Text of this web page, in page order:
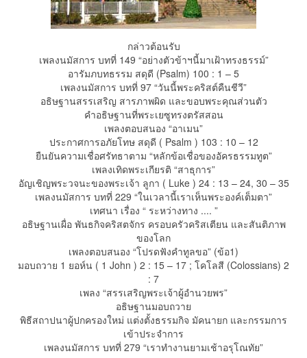
กล่าวต้อนรับ
เพลงนมัสการ บทที่ 149 “อย่างตัวข้าฯนี้มาเฝ้าทรงธรรม์”
อารัมภบทธรรม สดุดี (Psalm) 100 : 1 – 5
เพลงนมัสการ บทที่ 97 “วันนี้พระคริสต์คืนชีวี”
อธิษฐานสรรเสริญ สารภาพผิด และขอบพระคุณส่วนตัว
คำอธิษฐานที่พระเยซูทรงตรัสสอน
เพลงตอบสนอง “อาเมน”
ประกาศการอภัยโทษ สดุดี ( Psalm ) 103 : 10 – 12
ยืนยันความเชื่อศรัทธาตาม “หลักข้อเชื่อของอัครธรรมทูต”
เพลงเทิดพระเกียรติ “สาธุการ”
อัญเชิญพระวจนะของพระเจ้า ลูกา ( Luke ) 24 : 13 – 24, 30 – 35
เพลงนมัสการ บทที่ 229 “ในเวลานี้เราเห็นพระองค์เต็มตา”
เทศนา เรื่อง “ ระหว่างทาง .... ”
อธิษฐานเผื่อ พันธกิจคริสตจักร ครอบครัวคริสเตียน และสันติภาพ
ของโลก
เพลงตอบสนอง “โปรดฟังคำทูลขอ” (ข้อ1)
มอบถวาย 1 ยอห์น ( 1 John ) 2 : 15 – 17 ; โคโลสี (Colossians) 2
: 7
เพลง “สรรเสริญพระเจ้าผู้อำนวยพร”
อธิษฐานมอบถวาย
พิธีสถาปนาผู้ปกครองใหม่ แต่งตั้งธรรมกิจ มัคนายก และกรรมการ
เข้าประจำการ
เพลงนมัสการ บทที่ 279 “เราทำงานยามเช้าอรุโณทัย”